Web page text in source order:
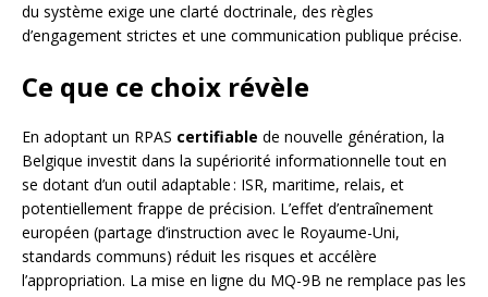
du système exige une clarté doctrinale, des règles
d’engagement strictes et une communication publique précise.
Ce que ce choix révèle
En adoptant un RPAS certifiable de nouvelle génération, la
Belgique investit dans la supériorité informationnelle tout en
se dotant d’un outil adaptable : ISR, maritime, relais, et
potentiellement frappe de précision. L’effet d’entraînement
européen (partage d’instruction avec le Royaume-Uni,
standards communs) réduit les risques et accélère
l’appropriation. La mise en ligne du MQ-9B ne remplace pas les